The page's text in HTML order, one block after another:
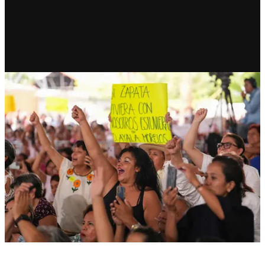
ESTADOS
Tejedoras de la Patria: una red
que nace desde la comunidad